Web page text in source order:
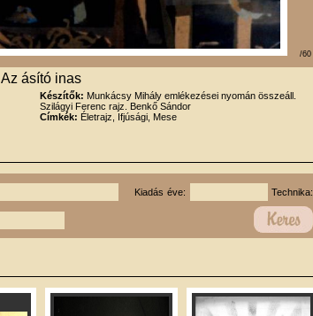
/60
Az ásító inas
Készítők: Munkácsy Mihály emlékezései nyomán összeáll.
Szilágyi Ferenc rajz. Benkő Sándor
Címkék: Életrajz, Ifjúsági, Mese
Kiadás éve: Technika: